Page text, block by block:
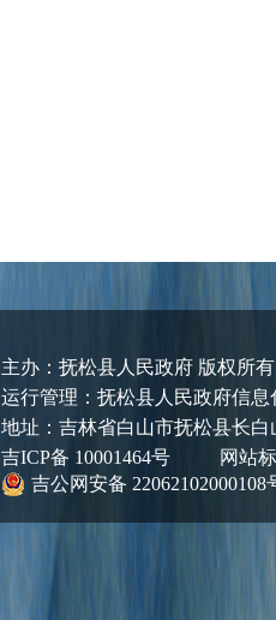
主办：抚松县人民政府 版权
运行管理：抚松县人民政府信
地址：吉林省白山市抚松县长
吉ICP备 10001464号
网站标
吉公网安备 22062102000108